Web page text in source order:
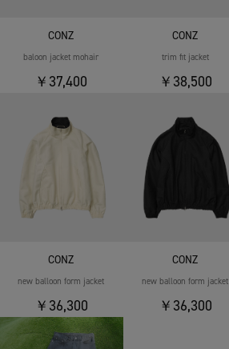
CONZ
baloon jacket mohair
￥37,400
CONZ
trim fit jacket
￥38,500
CONZ
new balloon form jacket
￥36,300
CONZ
new balloon form jacket
￥36,300